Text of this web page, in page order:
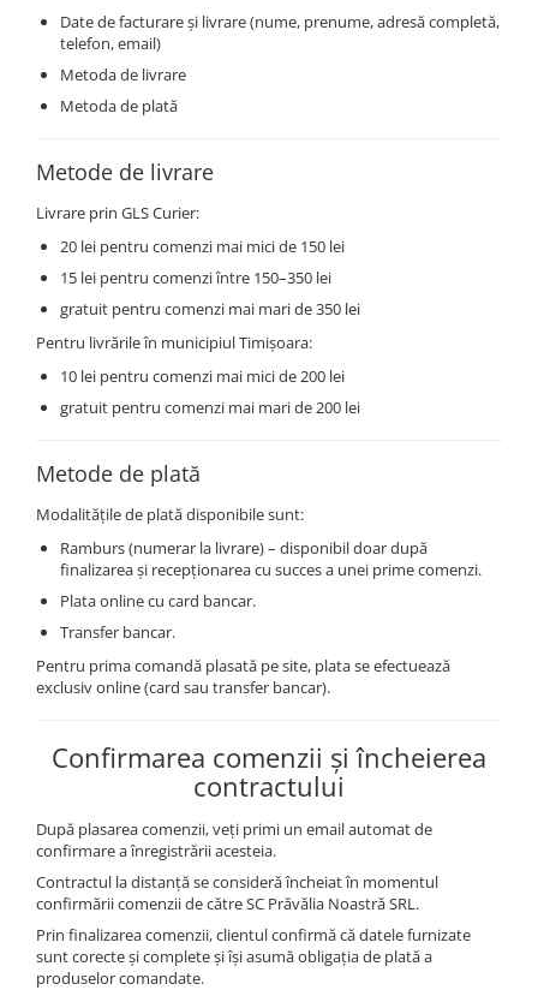
PRODUSE ECO / ORGANICE
PRODUSE ROMÂNEȘTI
TOATE PRODUSELE
Date de facturare și livrare (nume, prenume, adresă completă,
telefon, email)
Metoda de livrare
Metoda de plată
Metode de livrare
Livrare prin GLS Curier:
20 lei pentru comenzi mai mici de 150 lei
15 lei pentru comenzi între 150–350 lei
gratuit pentru comenzi mai mari de 350 lei
Pentru livrările în municipiul Timișoara:
10 lei pentru comenzi mai mici de 200 lei
gratuit pentru comenzi mai mari de 200 lei
Metode de plată
Modalitățile de plată disponibile sunt:
Ramburs (numerar la livrare) – disponibil doar după
finalizarea și recepționarea cu succes a unei prime comenzi.
Plata online cu card bancar.
Transfer bancar.
Pentru prima comandă plasată pe site, plata se efectuează
exclusiv online (card sau transfer bancar).
Confirmarea comenzii și încheierea
contractului
După plasarea comenzii, veți primi un email automat de
confirmare a înregistrării acesteia.
Contractul la distanță se consideră încheiat în momentul
confirmării comenzii de către SC Prăvălia Noastră SRL.
Prin finalizarea comenzii, clientul confirmă că datele furnizate
sunt corecte și complete și își asumă obligația de plată a
produselor comandate.